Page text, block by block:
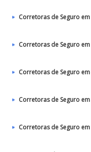
Corretoras de Seguro
Corretoras de Seguro
Corretoras de Seguro
Corretoras de Seguro em
Corretoras de Seguro